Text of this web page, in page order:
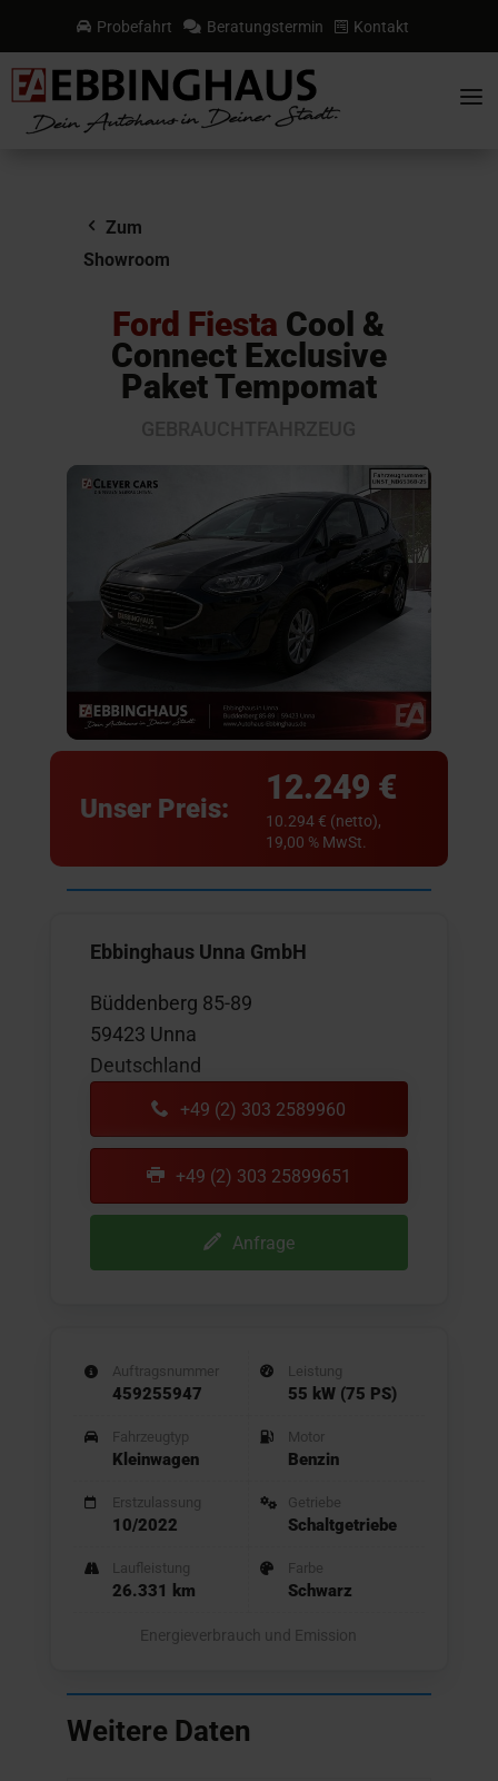
 Probefahrt  Beratungstermin  Kontakt
a
Zum
Showroom
Ford Fiesta Cool &
Connect Exclusive
Paket Tempomat
Unser Preis:
12.249 €
10.294 € (netto),
19,00 % MwSt.
Ebbinghaus Unna GmbH
Büddenberg 85-89
59423 Unna
Deutschland
+49 (2) 303 2589960
+49 (2) 303 25899651
Anfrage
Auftragsnummer
459255947
Fahrzeugtyp
Kleinwagen
Erstzulassung
10/2022
Laufleistung
26.331 km
Leistung
55 kW (75 PS)
Motor
Benzin
Getriebe
Schaltgetriebe
Farbe
Schwarz
Energieverbrauch und Emission
Weitere Daten